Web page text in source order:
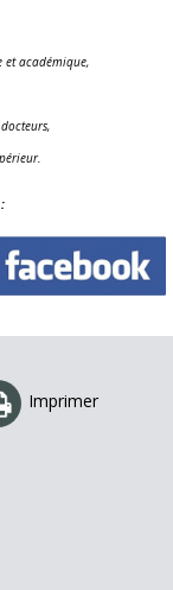
et académique,
Imprimer